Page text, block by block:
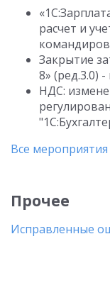
расчет и
Закрытие
8» (ред.3.0)
НДС:
Все
Прочее
Исправленные